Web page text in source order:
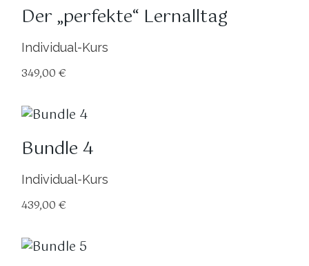
Der „perfekte“ Lernalltag
Individual-Kurs
349,00€
Bundle 4
Individual-Kurs
439,00€